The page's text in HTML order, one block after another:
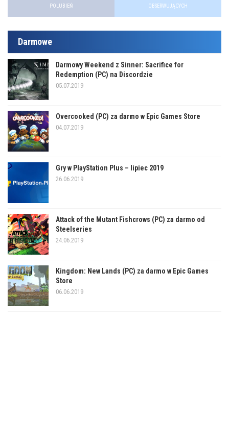
POLUBIEŃ OBSERWUJĄCYCH
Darmowe
Darmowy Weekend z Sinner: Sacrifice for
Redemption (PC) na Discordzie
05.07.2019
Overcooked (PC) za darmo w Epic Games Store
04.07.2019
Gry w PlayStation Plus – lipiec 2019
26.06.2019
Attack of the Mutant Fishcrows (PC) za darmo od
Steelseries
24.06.2019
Kingdom: New Lands (PC) za darmo w Epic Games
Store
06.06.2019